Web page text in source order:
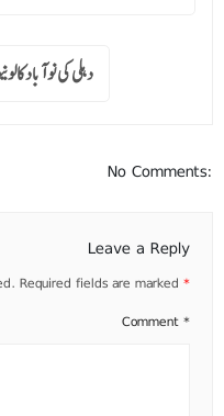
دہلی کی نو آباد
No Comments:
Leave a Reply
Required fields are marked *
Comment *